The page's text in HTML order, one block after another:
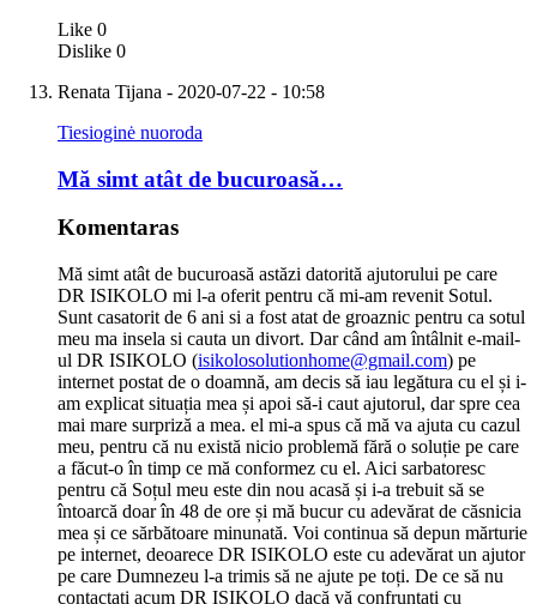
Like 0
Dislike 0
Renata Tijana - 2020-07-22 - 10:58
Tiesioginė nuoroda
Mă simt atât de bucuroasă…
Komentaras
Mă simt atât de bucuroasă astăzi datorită ajutorului pe care
DR ISIKOLO mi l-a oferit pentru că mi-am revenit Sotul.
Sunt casatorit de 6 ani si a fost atat de groaznic pentru ca sotul
meu ma insela si cauta un divort. Dar când am întâlnit e-mail-
ul DR ISIKOLO (isikolosolutionhome@gmail.com) pe
internet postat de o doamnă, am decis să iau legătura cu el și i-
am explicat situația mea și apoi să-i caut ajutorul, dar spre cea
mai mare surpriză a mea. el mi-a spus că mă va ajuta cu cazul
meu, pentru că nu există nicio problemă fără o soluție pe care
a făcut-o în timp ce mă conformez cu el. Aici sarbatoresc
pentru că Soțul meu este din nou acasă și i-a trebuit să se
întoarcă doar în 48 de ore și mă bucur cu adevărat de căsnicia
mea și ce sărbătoare minunată. Voi continua să depun mărturie
pe internet, deoarece DR ISIKOLO este cu adevărat un ajutor
pe care Dumnezeu l-a trimis să ne ajute pe toți. De ce să nu
contactați acum DR ISIKOLO dacă vă confruntați cu